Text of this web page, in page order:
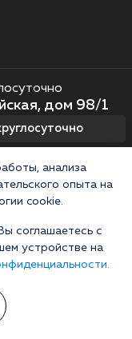
дом 98/1
анализа
опыта на
cookie.
соглашаетесь с
устройстве на